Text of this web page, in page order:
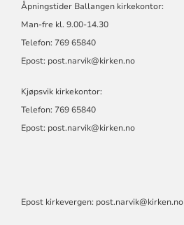
Åpningstider Ballangen kirkekontor:
Man-fre kl. 9.00-14.30
Telefon: 769 65840
Epost: post.narvik@kirken.no
Kjøpsvik kirkekontor:
Telefon: 769 65840
Epost: post.narvik@kirken.no
Epost kirkevergen: post.narvik@kirken.no